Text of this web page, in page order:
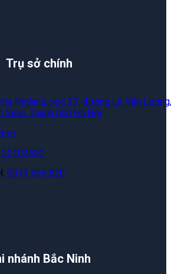
Trụ sở chính
Netland, ngõ 27, đường Lê Văn Lương,
Xuân, Thành phố Hà Nội
0971 555 820
nhánh Bắc Ninh